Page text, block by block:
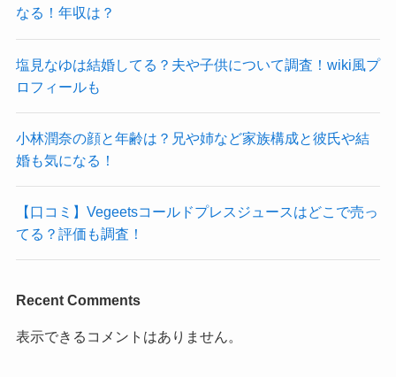
なる！年収は？
塩見なゆは結婚してる？夫や子供について調査！wiki風プ
ロフィールも
小林潤奈の顔と年齢は？兄や姉など家族構成と彼氏や結
婚も気になる！
【口コミ】Vegeetsコールドプレスジュースはどこで売っ
てる？評価も調査！
Recent Comments
表示できるコメントはありません。